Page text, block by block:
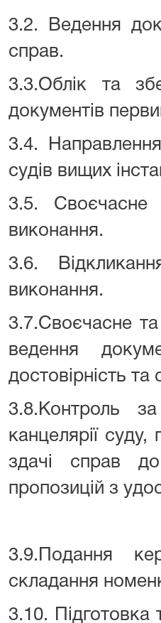
3.2. Ведення
справ.
3.3.Облік та
документів
3.4.
судів вищих
3.5. Своєчасне
виконання.
3.6.
виконання.
3.7.Своєчасне та
ведення
достовірність
3.8.Контроль
канцелярії
здачі справ до
пропозицій з
3.9.Подання
складання
3.10. Підготовка